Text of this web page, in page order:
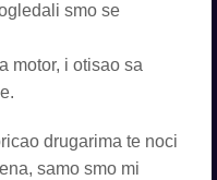
smo se
motor, i otisao sa
drugarima te noci
samo smo mi